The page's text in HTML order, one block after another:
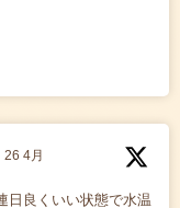
26 4月
日良くいい状態で水温